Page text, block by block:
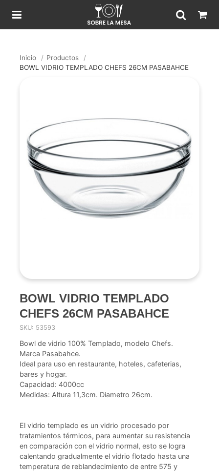
Inicio / Productos
/
BOWL VIDRIO TEMPLADO CHEFS 26CM PASABAHCE
BOWL VIDRIO TEMPLADO
CHEFS 26CM PASABAHCE
SKU: 53593
Bowl de vidrio 100% Templado, modelo Chefs.
Marca Pasabahce.
Ideal para uso en restaurante, hoteles, cafeterias,
bares y hogar.
Capacidad: 4000cc
Medidas: Altura 11,3cm. Diametro 26cm.
El vidrio templado es un vidrio procesado por
tratamientos térmicos, para aumentar su resistencia
en comparación con el vidrio normal, esto se logra
calentando gradualmente el vidrio flotado hasta una
temperatura de reblandecimiento de entre 575 y